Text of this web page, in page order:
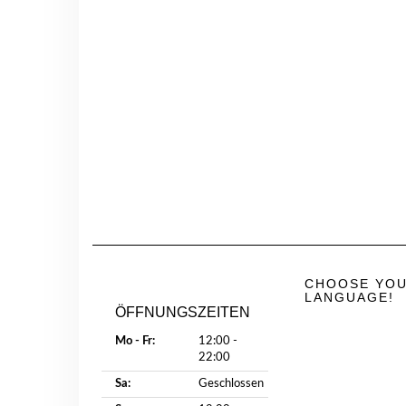
ÖFFNUNGSZEITEN
Mo - Fr:
12:00 -
22:00
Sa: Geschlossen
CHOOSE
LANGUAGE!